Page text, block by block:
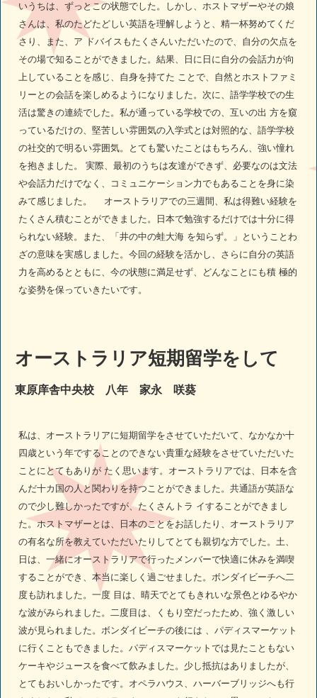
いうちは、ずっとこの状態でした。しかし、ホストマザーやその娘
さんは、私のたどたどしい英語を理解しようと、精一杯努めてくだ
さり、また、ア ドバイスもたくさんいただいたので、自分の欠点を
その場で知ることができました。結果、日に日に自分の会話力が向
上していることを感じ、自身を持てた ことで、自然とホストファミ
リーとの会話を楽しめるようになりました。次に、語学学校での生
活は驚きの連続でした。私が通っている学校での、互いの出 方を窺
っているだけの、堅苦しい雰囲気の入学式とは対照的な、語学学校
の社交的で明るい雰囲気。とても驚いたことはもちろん、強い憧れ
を抱きました。 実際、最初のうちは友達ができず、必要なのは文法
や会話力だけでなく、コミュニケーション力でもあることを身に染
みて感じました。 オーストラリアでの三週間、私は得難い経験を
たくさん積むことができました。日本で勉強するだけでは十分に得
られない経験。また、「井の中の蛙大海 を知らず。」ということわ
ざの意味を実感しました。今回の経験を活かし、さらに自分の英語
力を高めるとともに、今の状態に満足せず、どんなことにも積 極的
な姿勢を保っていきたいです。
オーストラリア短期留学をして
東原庠舎中央校 八年 家永 咲葵
私は、オーストラリアに短期留学をさせていただいて、なかなか十
四歳という年ですることのできない貴重な経験をさせていただいた
ことにとてもありが たく思います。オーストラリアでは、日本を含
んだ十カ国の人と関わりを持つことができました。共通語が英語な
ので少し難しかったですが、たくさんトラ イすることができまし
た。ホストマザーとは、日本のことをお話したり、オーストラリア
の有名な所を教えていただいたりしてとても親切な方でした。土、
日は、一緒にオーストラリアで行ったメンバーで快適に休みを満喫
することができ、本当に楽しく過ごせました。ボンダイビーチへ二
度も訪れました。一度 目は、晴天でとてもきれいな景色とゆるやか
な波がみられました。二度目は、くもり空だったため、強く激しい
波が見られました。ボンダイビーチの後には 、パディスマーケット
に行くこともできました。パディスマーケットでは見たこともない
ケーキやジュースを食べて飲みました。少し抵抗はありましたが、
とてもおいしかったです。オペラハウス、ハーバーブリッジへも行